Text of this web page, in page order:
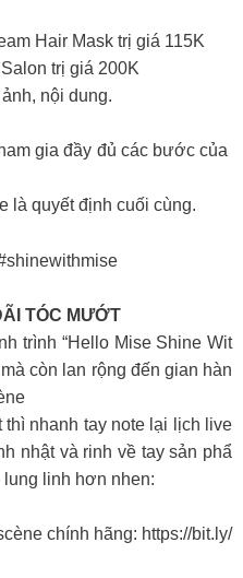
Hair Mask trị giá 115K
trị giá 200K
nội dung.
gia đầy đủ các bước của
là quyết định cuối cùng.
TÓC MƯỚT
trình “Hello Mise Shine Wit
còn lan rộng đến gian hàn
nhanh tay note lại lịch live
nhật và rinh về tay sản phẩ
lung linh hơn nhen:
chính hãng: https://bit.ly/